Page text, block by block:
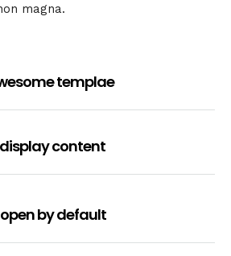
magna.
templae
content
by default